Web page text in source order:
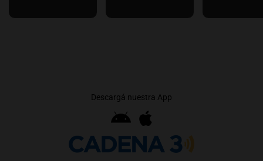
Descargá nuestra App